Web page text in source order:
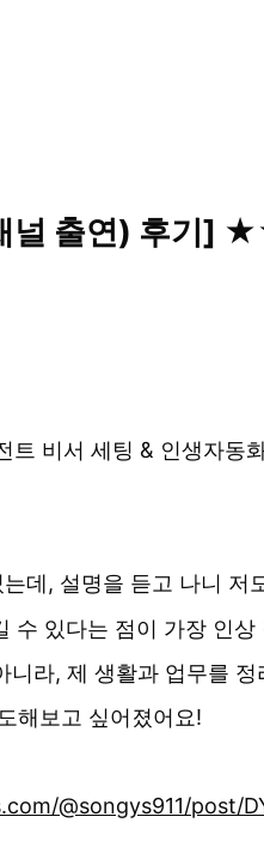
널 출연) 후
비서 세팅 & 인생자동
데, 설명을 듣고 나니
수 있다는 점이 가장 인상
니라, 제 생활과 업무를
해보고 싶어졌어요!
@songys911/post/